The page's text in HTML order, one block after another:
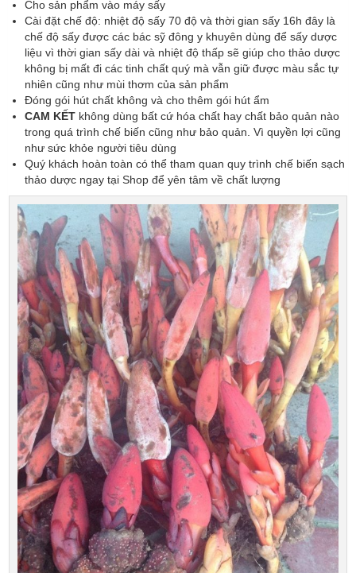
Cho sản phẩm vào máy sấy
Cài đặt chế độ: nhiệt độ sấy 70 độ và thời gian sấy 16h đây là
chế độ sấy được các bác sỹ đông y khuyên dùng để sấy dược
liệu vì thời gian sấy dài và nhiệt độ thấp sẽ giúp cho thảo dược
không bị mất đi các tinh chất quý mà vẫn giữ được màu sắc tự
nhiên cũng như mùi thơm của sản phẩm
Đóng gói hút chất không và cho thêm gói hút ẩm
CAM KẾT không dùng bất cứ hóa chất hay chất bảo quản nào
trong quá trình chế biến cũng như bảo quản. Vì quyền lợi cũng
như sức khỏe người tiêu dùng
Quý khách hoàn toàn có thể tham quan quy trình chế biến sạch
thảo dược ngay tại Shop để yên tâm về chất lượng